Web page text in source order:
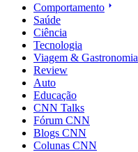
Comportamento
Saúde
Ciência
Tecnologia
Viagem & Gastronomia
Review
Auto
Educação
CNN Talks
Fórum CNN
Blogs CNN
Colunas CNN